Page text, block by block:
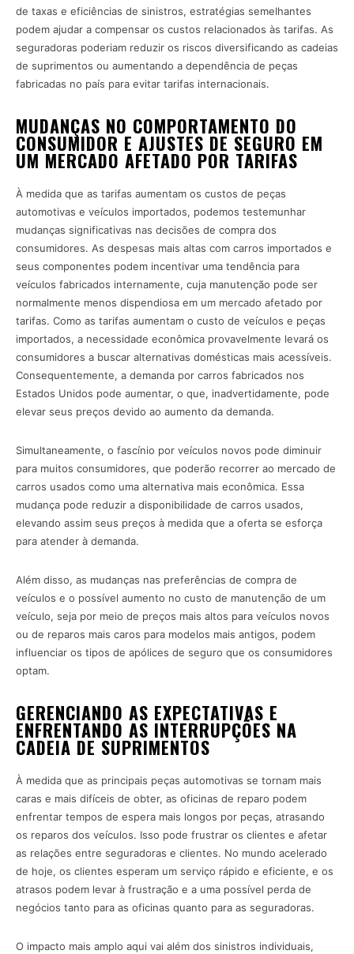
de taxas e eficiências de sinistros, estratégias semelhantes
podem ajudar a compensar os custos relacionados às tarifas. As
seguradoras poderiam reduzir os riscos diversificando as cadeias
de suprimentos ou aumentando a dependência de peças
fabricadas no país para evitar tarifas internacionais.
MUDANÇAS NO COMPORTAMENTO DO
CONSUMIDOR E AJUSTES DE SEGURO EM
UM MERCADO AFETADO POR TARIFAS
À medida que as tarifas aumentam os custos de peças
automotivas e veículos importados, podemos testemunhar
mudanças significativas nas decisões de compra dos
consumidores. As despesas mais altas com carros importados e
seus componentes podem incentivar uma tendência para
veículos fabricados internamente, cuja manutenção pode ser
normalmente menos dispendiosa em um mercado afetado por
tarifas. Como as tarifas aumentam o custo de veículos e peças
importados, a necessidade econômica provavelmente levará os
consumidores a buscar alternativas domésticas mais acessíveis.
Consequentemente, a demanda por carros fabricados nos
Estados Unidos pode aumentar, o que, inadvertidamente, pode
elevar seus preços devido ao aumento da demanda.
Simultaneamente, o fascínio por veículos novos pode diminuir
para muitos consumidores, que poderão recorrer ao mercado de
carros usados como uma alternativa mais econômica. Essa
mudança pode reduzir a disponibilidade de carros usados,
elevando assim seus preços à medida que a oferta se esforça
para atender à demanda.
Além disso, as mudanças nas preferências de compra de
veículos e o possível aumento no custo de manutenção de um
veículo, seja por meio de preços mais altos para veículos novos
ou de reparos mais caros para modelos mais antigos, podem
influenciar os tipos de apólices de seguro que os consumidores
optam.
GERENCIANDO AS EXPECTATIVAS E
ENFRENTANDO AS INTERRUPÇÕES NA
CADEIA DE SUPRIMENTOS
À medida que as principais peças automotivas se tornam mais
caras e mais difíceis de obter, as oficinas de reparo podem
enfrentar tempos de espera mais longos por peças, atrasando
os reparos dos veículos. Isso pode frustrar os clientes e afetar
as relações entre seguradoras e clientes. No mundo acelerado
de hoje, os clientes esperam um serviço rápido e eficiente, e os
atrasos podem levar à frustração e a uma possível perda de
negócios tanto para as oficinas quanto para as seguradoras.
O impacto mais amplo aqui vai além dos sinistros individuais,